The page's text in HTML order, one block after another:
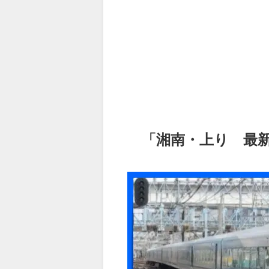
「湘南・上り 最